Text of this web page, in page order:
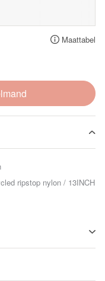
Maattabel
ripstop nylon / 13INCH